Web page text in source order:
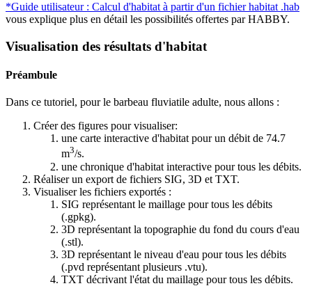
*Guide utilisateur : Calcul d'habitat à partir d'un fichier habitat .hab
vous explique plus en détail les possibilités offertes par HABBY.
Visualisation des résultats d'habitat
Préambule
Dans ce tutoriel, pour le barbeau fluviatile adulte, nous allons :
Créer des figures pour visualiser:
une carte interactive d'habitat pour un débit de 74.7
m3/s.
une chronique d'habitat interactive pour tous les débits.
Réaliser un export de fichiers SIG, 3D et TXT.
Visualiser les fichiers exportés :
SIG représentant le maillage pour tous les débits
(.gpkg).
3D représentant la topographie du fond du cours d'eau
(.stl).
3D représentant le niveau d'eau pour tous les débits
(.pvd représentant plusieurs .vtu).
TXT décrivant l'état du maillage pour tous les débits.